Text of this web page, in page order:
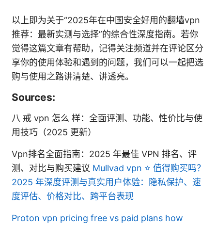
以上即为关于“2025年在中国安全好用的翻墙vpn
推荐：最新实测与选择”的综合性深度指南。若你
觉得这篇文章有帮助，记得关注频道并在评论区分
享你的使用体验和遇到的问题，我们可以一起把选
购与使用之路讲清楚、讲透亮。
Sources:
八 戒 vpn 怎么 样：全面评测、功能、性价比与使
用技巧（2025 更新）
Vpn排名全面指南：2025 年最佳 VPN 排名、评
测、对比与购买建议 Mullvad vpn ⭐ 值得购买吗？
2025 年深度评测与真实用户体验：隐私保护、速
度评估、价格对比、跨平台表现
Proton vpn pricing free vs paid plans how